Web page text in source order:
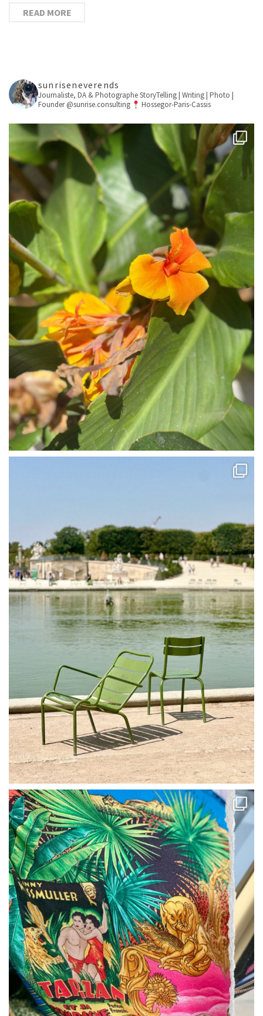
READ MORE
sunriseneverends
Journaliste, DA & PhotographeStoryTelling | Writing | Photo |
Founder @sunrise.consulting
Hossegor-Paris-Cassis